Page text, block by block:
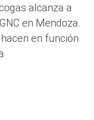
alcanza a
en Mendoza.
en función